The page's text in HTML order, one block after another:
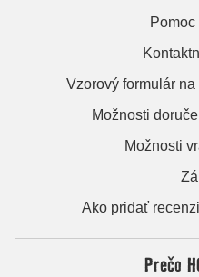
Vzorový formulár
Možnosti
Možnosti
Ako pridať
Prečo